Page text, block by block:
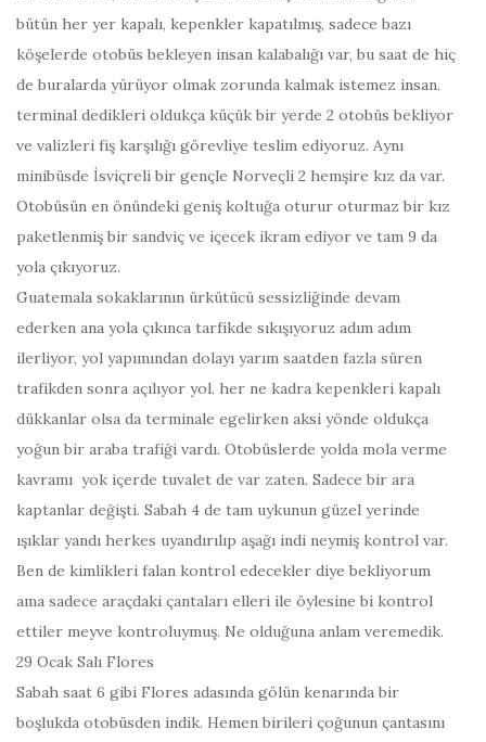
bütün her yer kapalı, kepenkler kapatılmış, sadece bazı
köşelerde otobüs bekleyen insan kalabalığı var, bu saat de hiç
de buralarda yürüyor olmak zorunda kalmak istemez insan.
terminal dedikleri oldukça küçük bir yerde 2 otobüs bekliyor
ve valizleri fiş karşılığı görevliye teslim ediyoruz. Aynı
minibüsde İsviçreli bir gençle Norveçli 2 hemşire kız da var.
Otobüsün en önündeki geniş koltuğa oturur oturmaz bir kız
paketlenmiş bir sandviç ve içecek ikram ediyor ve tam 9 da
yola çıkıyoruz.
Guatemala sokaklarının ürkütücü sessizliğinde devam
ederken ana yola çıkınca tarfikde sıkışıyoruz adım adım
ilerliyor, yol yapımından dolayı yarım saatden fazla süren
trafikden sonra açılıyor yol. her ne kadra kepenkleri kapalı
dükkanlar olsa da terminale egelirken aksi yönde oldukça
yoğun bir araba trafiği vardı. Otobüslerde yolda mola verme
kavramı yok içerde tuvalet de var zaten. Sadece bir ara
kaptanlar değişti. Sabah 4 de tam uykunun güzel yerinde
ışıklar yandı herkes uyandırılıp aşağı indi neymiş kontrol var.
Ben de kimlikleri falan kontrol edecekler diye bekliyorum
ama sadece araçdaki çantaları elleri ile öylesine bi kontrol
ettiler meyve kontroluymuş. Ne olduğuna anlam veremedik.
29 Ocak Salı Flores
Sabah saat 6 gibi Flores adasında gölün kenarında bir
boşlukda otobüsden indik. Hemen birileri çoğunun çantasını